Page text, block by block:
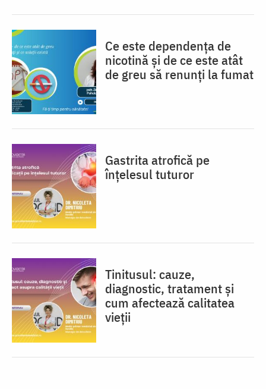
Ce este dependența de
nicotină și de ce este atât
de greu să renunți la fumat
Gastrita atrofică pe
înțelesul tuturor
Tinitusul: cauze,
diagnostic, tratament și
cum afectează calitatea
vieții